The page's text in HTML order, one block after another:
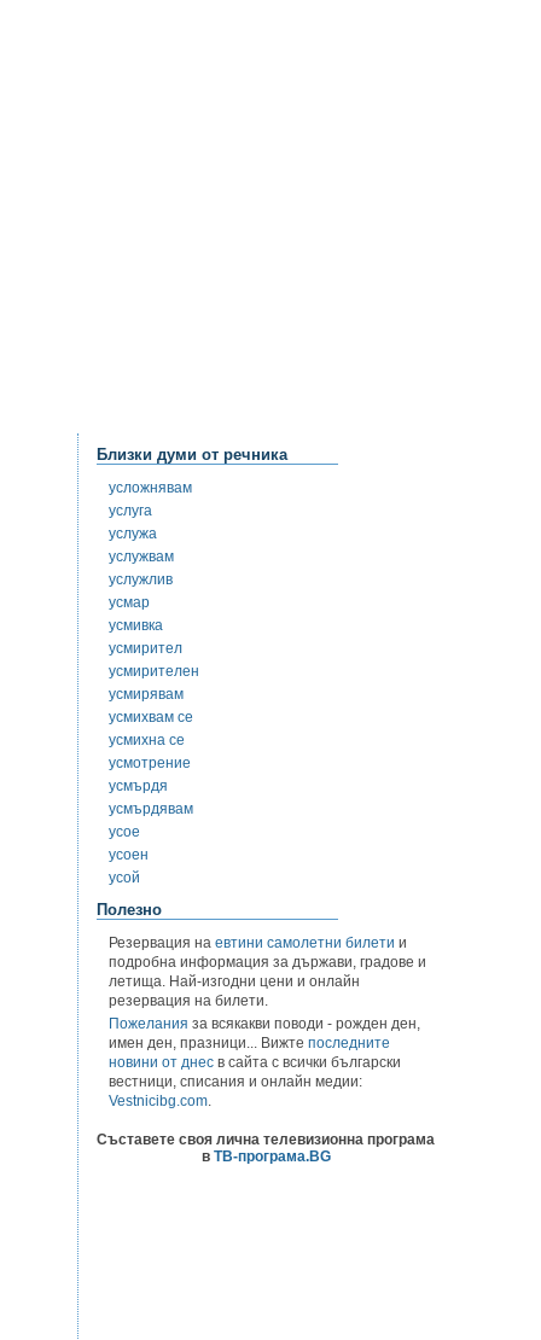
Близки думи от речника
усложнявам
услуга
услужа
услужвам
услужлив
усмар
усмивка
усмирител
усмирителен
усмирявам
усмихвам се
усмихна се
усмотрение
усмърдя
усмърдявам
усое
усоен
усой
Полезно
Резервация на евтини самолетни билети и
подробна информация за държави, градове и
летища. Най-изгодни цени и онлайн
резервация на билети.
Пожелания за всякакви поводи - рожден ден,
имен ден, празници... Вижте последните
новини от днес в сайта с всички български
вестници, списания и онлайн медии:
Vestnicibg.com.
Съставете своя лична телевизионна програма
в ТВ-програма.BG